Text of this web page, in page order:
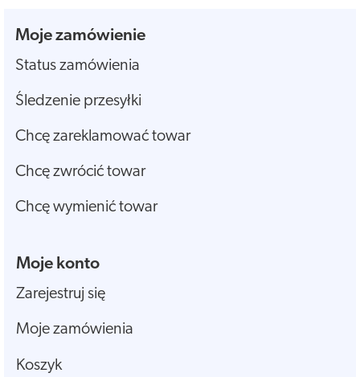
Moje zamówienie
Status zamówienia
Śledzenie przesyłki
Chcę zareklamować towar
Chcę zwrócić towar
Chcę wymienić towar
Moje konto
Zarejestruj się
Moje zamówienia
Koszyk